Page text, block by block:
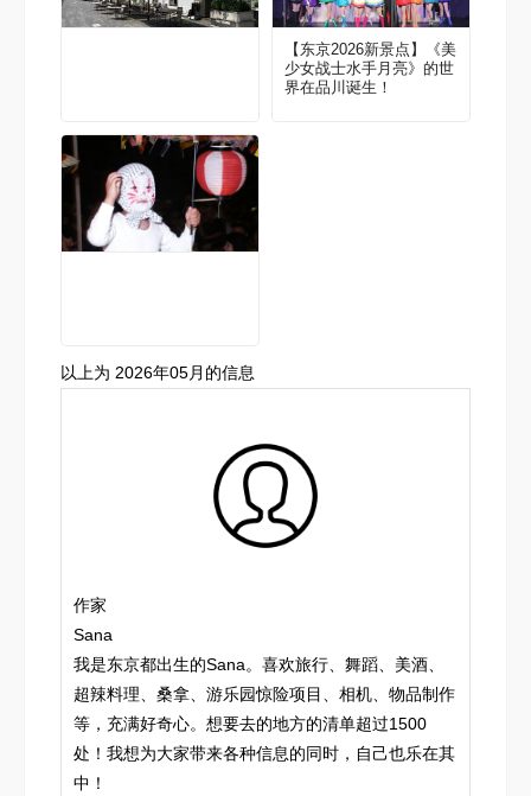
【东京2026新景点】《美
少女战士水手月亮》的世
界在品川诞生！
以上为 2026年05月的信息
作家
Sana
我是东京都出生的Sana。喜欢旅行、舞蹈、美酒、
超辣料理、桑拿、游乐园惊险项目、相机、物品制作
等，充满好奇心。想要去的地方的清单超过1500
处！我想为大家带来各种信息的同时，自己也乐在其
中！